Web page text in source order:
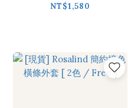
NT$1,580